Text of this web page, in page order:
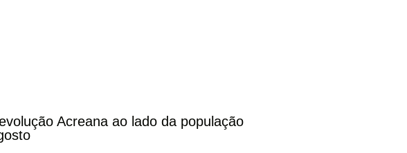
Acreana ao lado da população